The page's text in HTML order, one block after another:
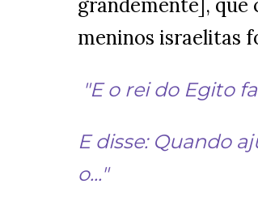
grandemente], que
meninos israelitas
"E o rei do Egito
E disse: Quando
o..."